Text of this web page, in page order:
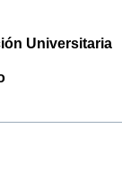
Universitaria